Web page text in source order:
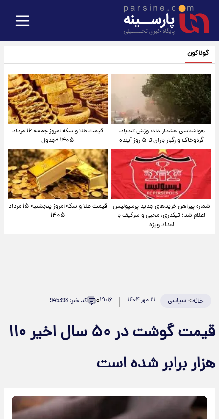
گوناگون
هواشناسی هشدار داد: وزش تندباد،
گردوخاک و رگبار باران تا ۵ روز آینده
قیمت طلا و سکه امروز جمعه ۱۶ مرداد
۱۴۰۵ +جدول
شماره پیراهن خریدهای جدید پرسپولیس
اعلام شد؛ تیکدری، محبی و سرگیف با
اعداد ویژه
قیمت طلا و سکه امروز پنجشنبه ۱۵ مرداد
۱۴۰۵
خانه>سیاسی ۲۱ مهر ۱۴۰۴ ۱۹:۱۶۰ کد خبر: 945398
قیمت گوشت در ۵۰ سال اخیر ۱۱۰
هزار برابر شده است